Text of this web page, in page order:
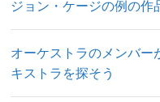
ジョン・ケージの例の作
オーケストラのメンバー
キストラを探そう